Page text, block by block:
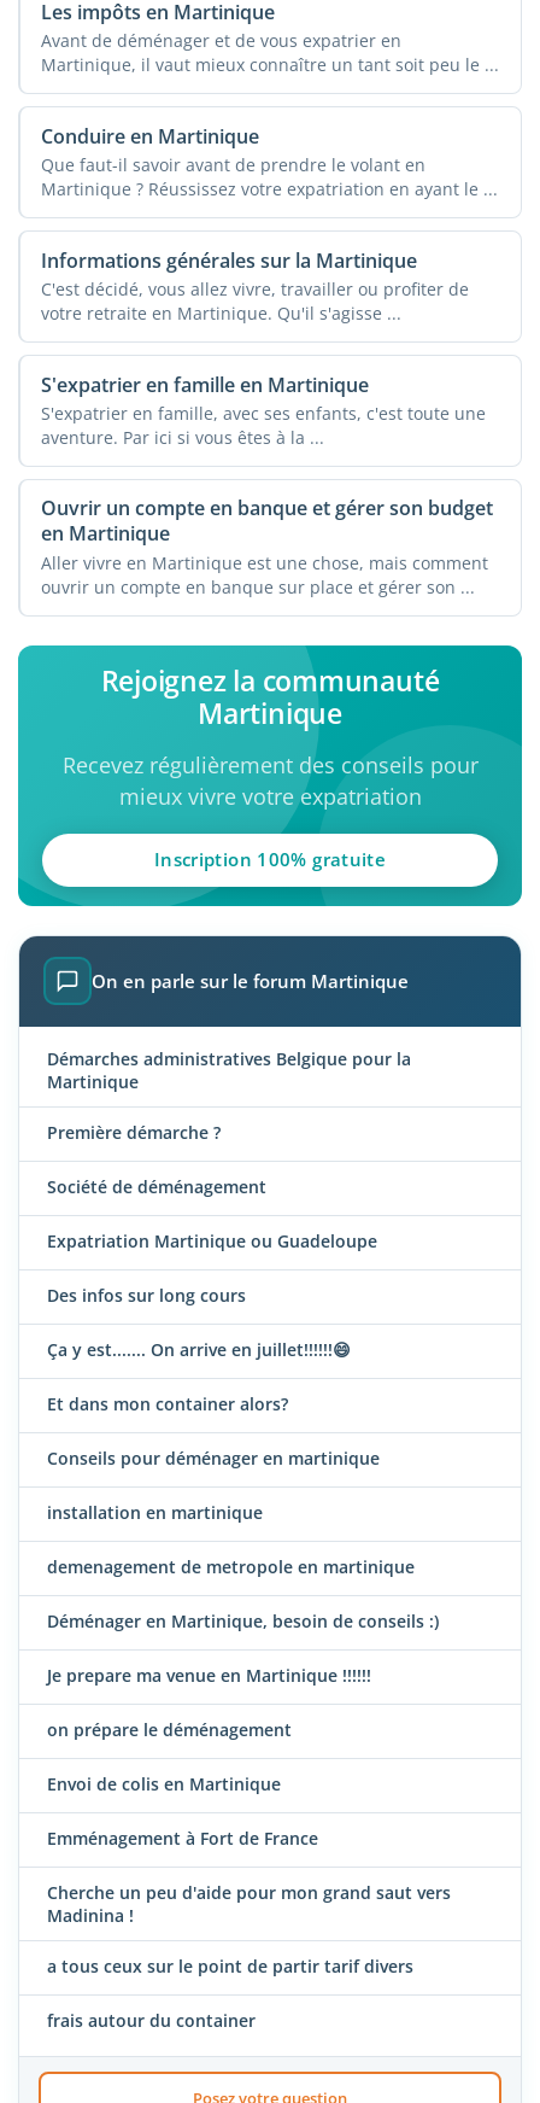
Les impôts en Martinique
Avant de déménager et de vous expatrier en
Martinique, il vaut mieux connaître un tant soit peu le ...
Conduire en Martinique
Que faut-il savoir avant de prendre le volant en
Martinique ? Réussissez votre expatriation en ayant le ...
Informations générales sur la Martinique
C'est décidé, vous allez vivre, travailler ou profiter de
votre retraite en Martinique. Qu'il s'agisse ...
S'expatrier en famille en Martinique
S'expatrier en famille, avec ses enfants, c'est toute une
aventure. Par ici si vous êtes à la ...
Ouvrir un compte en banque et gérer son budget
en Martinique
Aller vivre en Martinique est une chose, mais comment
ouvrir un compte en banque sur place et gérer son ...
Rejoignez la communauté
Martinique
Recevez régulièrement des conseils pour
mieux vivre votre expatriation
Inscription 100% gratuite
On en parle sur le forum Martinique
Démarches administratives Belgique pour la
Martinique
Première démarche ?
Société de déménagement
Expatriation Martinique ou Guadeloupe
Des infos sur long cours
Ça y est....... On arrive en juillet!!!!!!😄
Et dans mon container alors?
Conseils pour déménager en martinique
installation en martinique
demenagement de metropole en martinique
Déménager en Martinique, besoin de conseils :)
Je prepare ma venue en Martinique !!!!!!
on prépare le déménagement
Envoi de colis en Martinique
Emménagement à Fort de France
Cherche un peu d'aide pour mon grand saut vers
Madinina !
a tous ceux sur le point de partir tarif divers
frais autour du container
Posez votre question